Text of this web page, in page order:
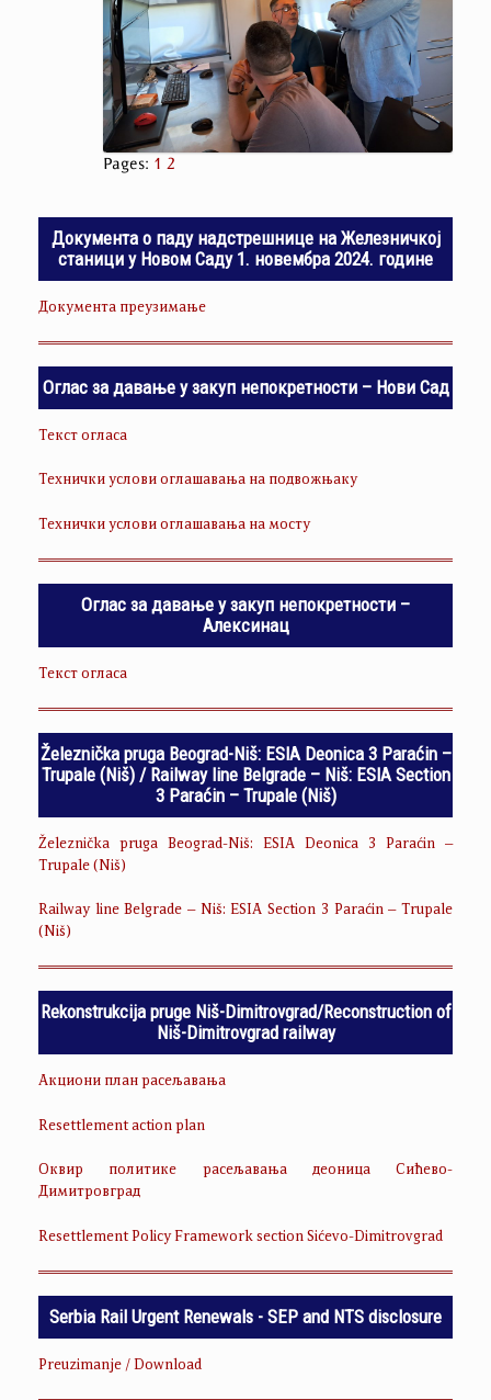
Pages: 1 2
Документа о паду надстрешнице на Железничкој
станици у Новом Саду 1. новембра 2024. године
Документа преузимање
Оглас за давање у закуп непокретности – Нови Сад
Текст огласа
Технички услови оглашавања на подвожњаку
Технички услови оглашавања на мосту
Оглас за давање у закуп непокретности –
Алексинац
Текст огласа
Železnička pruga Beograd-Niš: ESIA Deonica 3 Paraćin –
Trupale (Niš) / Railway line Belgrade – Niš: ESIA Section
3 Paraćin – Trupale (Niš)
Železnička pruga Beograd-Niš: ESIA Deonica 3 Paraćin –
Trupale (Niš)
Railway line Belgrade – Niš: ESIA Section 3 Paraćin – Trupale
(Niš)
Rekonstrukcija pruge Niš-Dimitrovgrad/Reconstruction of
Niš-Dimitrovgrad railway
Акциони план расељавања
Resettlement action plan
Оквир политике расељавања деоница Сићево-
Димитровград
Resettlement Policy Framework section Sićevo-Dimitrovgrad
Serbia Rail Urgent Renewals - SEP and NTS disclosure
Preuzimanje / Download